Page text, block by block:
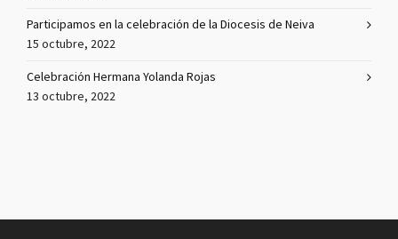
Participamos en la celebración de la Diocesis de Neiva
15 octubre, 2022
Celebración Hermana Yolanda Rojas
13 octubre, 2022